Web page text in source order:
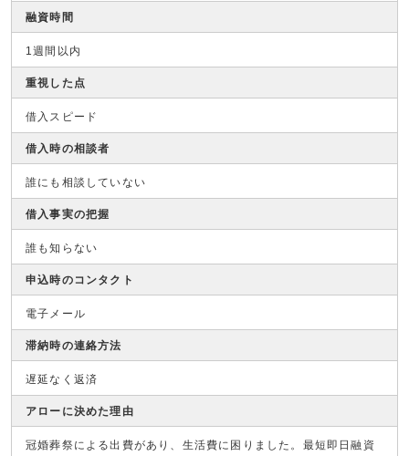
融資時間
1週間以内
重視した点
借入スピード
借入時の相談者
誰にも相談していない
借入事実の把握
誰も知らない
申込時のコンタクト
電子メール
滞納時の連絡方法
遅延なく返済
アローに決めた理由
冠婚葬祭による出費があり、生活費に困りました。最短即日融資